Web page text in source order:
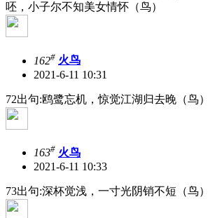
呸，小子尔不知美女情怀（鸟）
162# 火鸟
2021-6-11 10:31
72出句:鸥鹭忘机，惊觉江湖归去晚（鸟）
163# 火鸟
2021-6-11 10:33
73出句:深杯觉浅，一寸光阴销不短（鸟）